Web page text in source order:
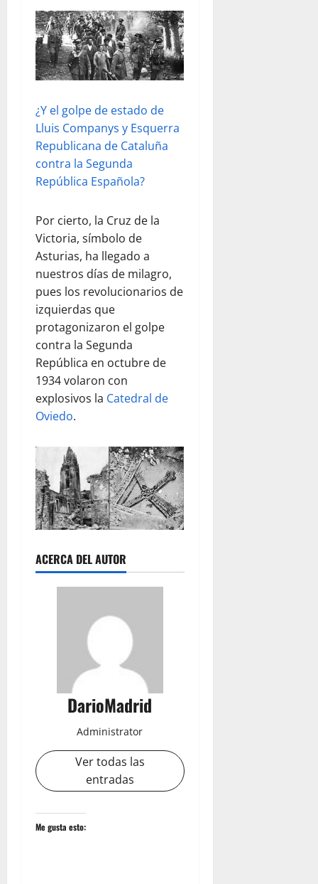
¿Y el golpe de estado de
Lluis Companys y Esquerra
Republicana de Cataluña
contra la Segunda
República Española?
Por cierto, la Cruz de la
Victoria, símbolo de
Asturias, ha llegado a
nuestros días de milagro,
pues los revolucionarios de
izquierdas que
protagonizaron el golpe
contra la Segunda
República en octubre de
1934 volaron con
explosivos la Catedral de
Oviedo.
ACERCA DEL AUTOR
DarioMadrid
Administrator
Ver todas las
entradas
Me gusta esto: